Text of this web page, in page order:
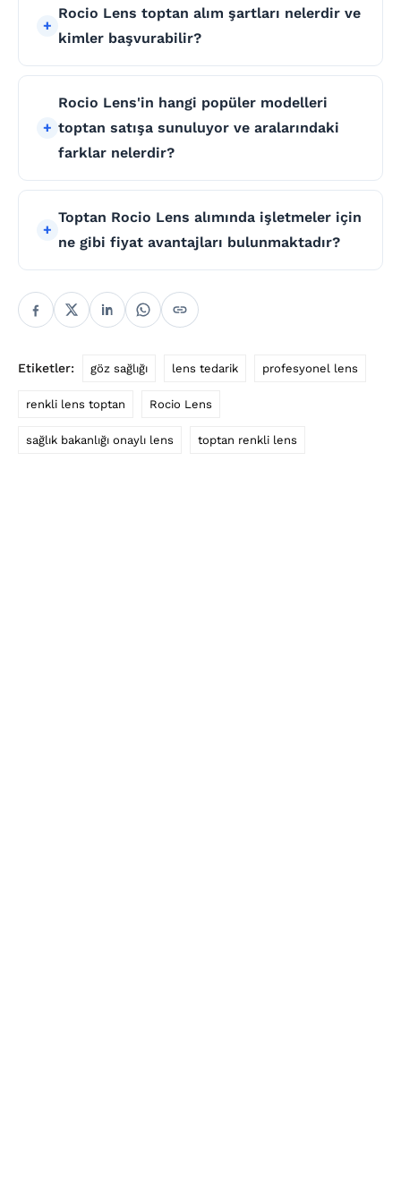
Rocio Lens toptan alım şartları nelerdir ve
kimler başvurabilir?
Rocio Lens'in hangi popüler modelleri
toptan satışa sunuluyor ve aralarındaki
farklar nelerdir?
Toptan Rocio Lens alımında işletmeler için
ne gibi fiyat avantajları bulunmaktadır?
Etiketler: göz sağlığı lens tedarik profesyonel lens
renkli lens toptan Rocio Lens
sağlık bakanlığı onaylı lens toptan renkli lens